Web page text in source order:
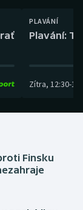
PLAVÁNÍ
Plavání:
Zítra, 12:30-
Finsku